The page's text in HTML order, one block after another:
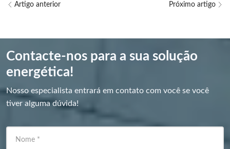
Artigo anterior Próximo artigo
Contacte-nos para a sua solução
energética!
Nosso especialista entrará em contato com você se você
tiver alguma dúvida!
Nome *